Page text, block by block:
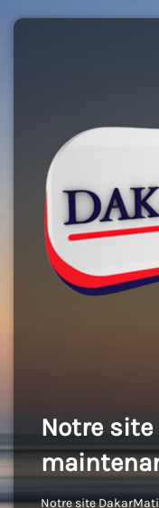
Notre site
Notre site